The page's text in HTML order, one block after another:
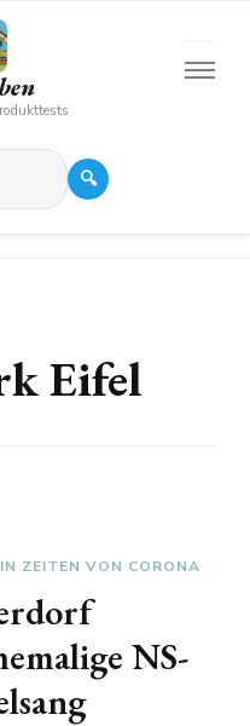
🔍
Eifel
ZEITEN VON CORONA
NS-